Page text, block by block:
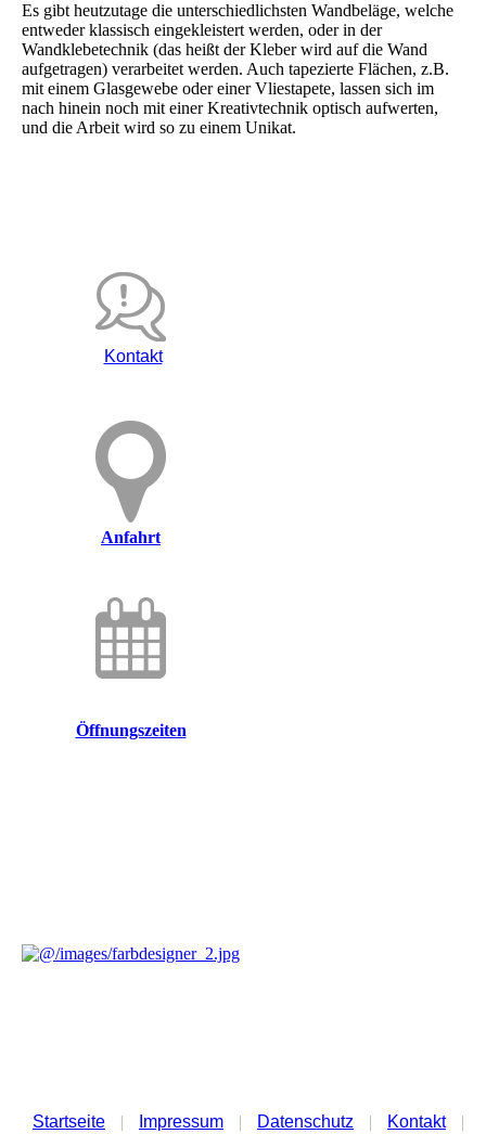
Es gibt heutzutage die unterschiedlichsten Wandbeläge, welche
entweder klassisch eingekleistert werden, oder in der
Wandklebetechnik (das heißt der Kleber wird auf die Wand
aufgetragen) verarbeitet werden. Auch tapezierte Flächen, z.B.
mit einem Glasgewebe oder einer Vliestapete, lassen sich im
nach hinein noch mit einer Kreativtechnik optisch aufwerten,
und die Arbeit wird so zu einem Unikat.
Kontakt
Anfahrt
Öffnungszeiten
Startseite | Impressum | Datenschutz | Kontakt |